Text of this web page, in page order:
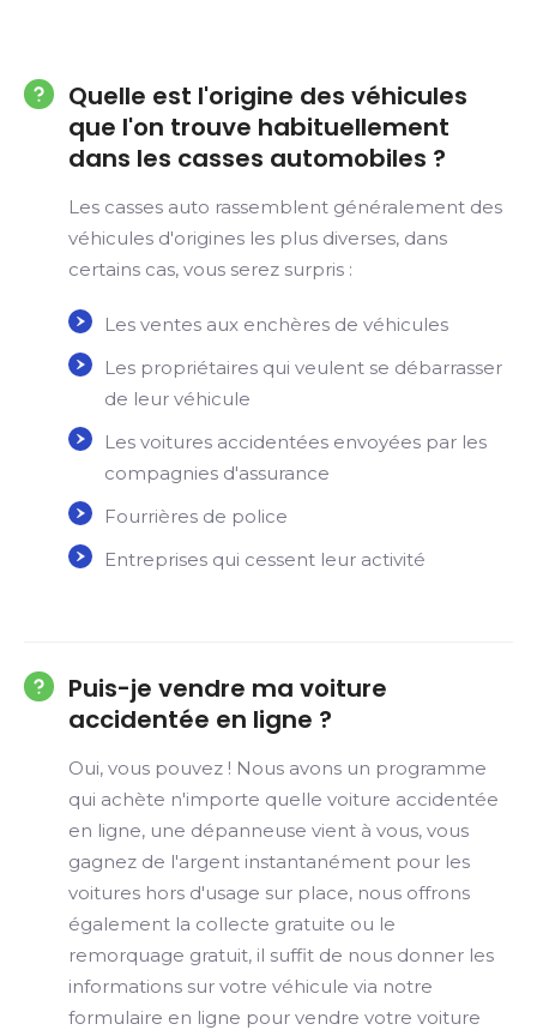
Quelle est l'origine des véhicules
que l'on trouve habituellement
dans les casses automobiles ?
Les casses auto rassemblent généralement des
véhicules d'origines les plus diverses, dans
certains cas, vous serez surpris :
Les ventes aux enchères de véhicules
Les propriétaires qui veulent se débarrasser
de leur véhicule
Les voitures accidentées envoyées par les
compagnies d'assurance
Fourrières de police
Entreprises qui cessent leur activité
Puis-je vendre ma voiture
accidentée en ligne ?
Oui, vous pouvez ! Nous avons un programme
qui achète n'importe quelle voiture accidentée
en ligne, une dépanneuse vient à vous, vous
gagnez de l'argent instantanément pour les
voitures hors d'usage sur place, nous offrons
également la collecte gratuite ou le
remorquage gratuit, il suffit de nous donner les
informations sur votre véhicule via notre
formulaire en ligne pour vendre votre voiture